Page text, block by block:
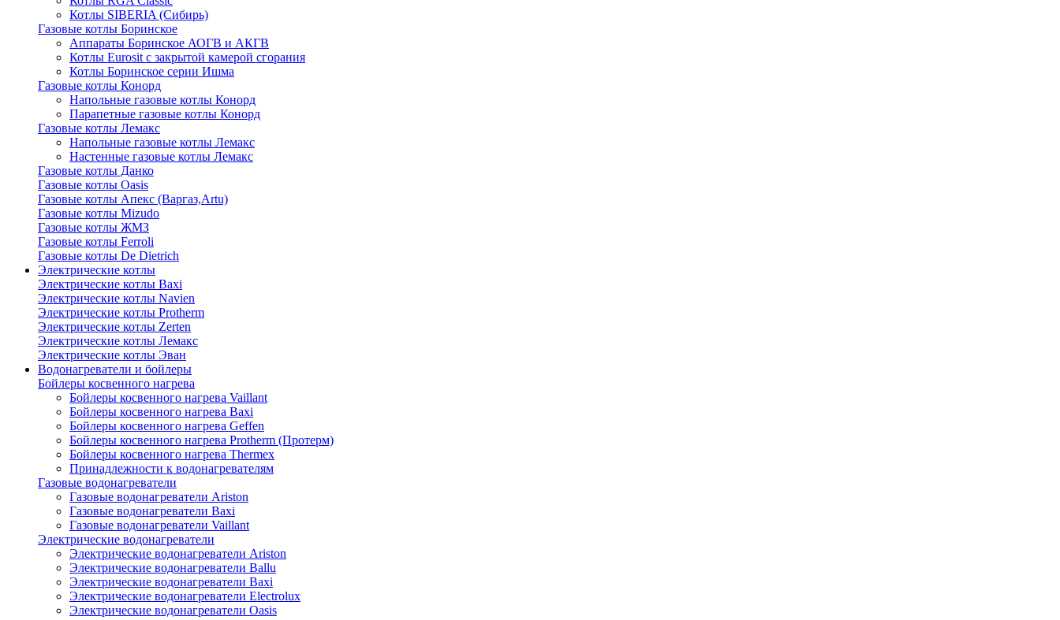
Котлы SIBERIA (Сибирь)
Газовые котлы Боринское
Аппараты Боринское АОГВ и АКГВ
Котлы Eurosit с закрытой камерой сгорания
Котлы Боринское серии Ишма
Газовые котлы Конорд
Напольные газовые котлы Конорд
Парапетные газовые котлы Конорд
Газовые котлы Лемакс
Напольные газовые котлы Лемакс
Настенные газовые котлы Лемакс
Газовые котлы Данко
Газовые котлы Oasis
Газовые котлы Апекс (Варгаз,Artu)
Газовые котлы Mizudo
Газовые котлы ЖМЗ
Газовые котлы Ferroli
Газовые котлы De Dietrich
Электрические котлы
Электрические котлы Baxi
Электрические котлы Navien
Электрические котлы Protherm
Электрические котлы Zerten
Электрические котлы Лемакс
Электрические котлы Эван
Водонагреватели и бойлеры
Бойлеры косвенного нагрева
Бойлеры косвенного нагрева Vaillant
Бойлеры косвенного нагрева Baxi
Бойлеры косвенного нагрева Geffen
Бойлеры косвенного нагрева Protherm (Протерм)
Бойлеры косвенного нагрева Thermex
Принадлежности к водонагревателям
Газовые водонагреватели
Газовые водонагреватели Ariston
Газовые водонагреватели Baxi
Газовые водонагреватели Vaillant
Электрические водонагреватели
Электрические водонагреватели Ariston
Электрические водонагреватели Ballu
Электрические водонагреватели Baxi
Электрические водонагреватели Electrolux
Электрические водонагреватели Oasis